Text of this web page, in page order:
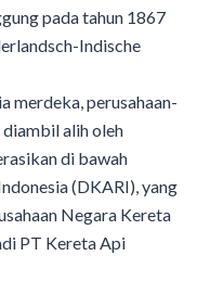
pada tahun 1867
Indische
merdeka, perusahaan-
diambil alih oleh
di bawah
(DKARI), yang
Negara Kereta
PT Kereta Api